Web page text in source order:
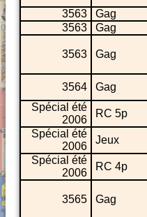
3563
Gag
3563
Gag
3563 Gag
3564 Gag
Spécial été
2006
RC 5p
Spécial été
2006
Jeux
Spécial été
2006
RC 4p
3565 Gag